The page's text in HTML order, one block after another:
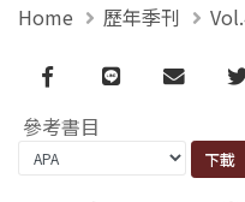
Home 歷年季刊
Facebook
line email
參考書目